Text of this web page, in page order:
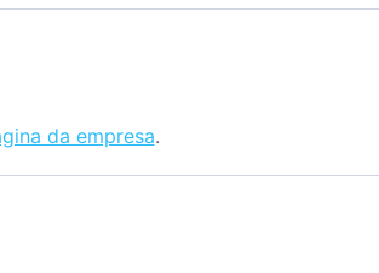
da empresa.